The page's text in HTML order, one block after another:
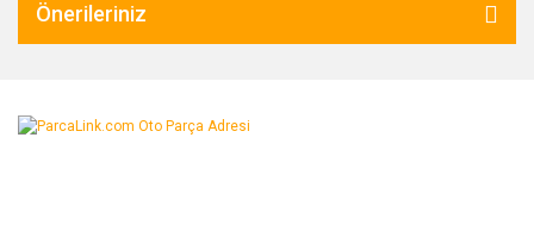
Önerileriniz